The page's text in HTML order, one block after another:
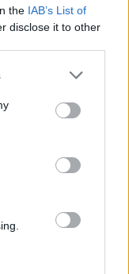
the IAB’s List of
disclose it to other
or more Google
You may click to
party tags to
in below Google
δρόμο για το
- Στον